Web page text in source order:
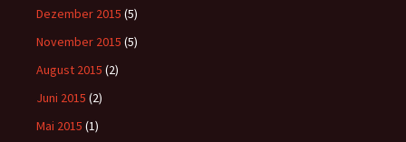
Dezember 2015 (5)
November 2015 (5)
August 2015 (2)
Juni 2015 (2)
Mai 2015 (1)